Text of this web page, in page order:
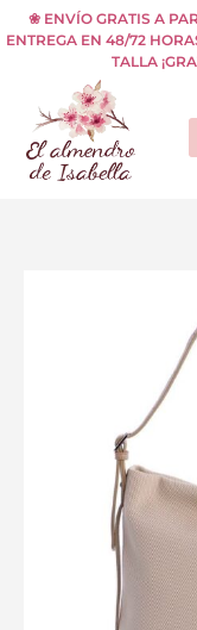
al
contenido
❀ ENVÍO GRATIS A
ENTREGA EN 48/72
TALLA